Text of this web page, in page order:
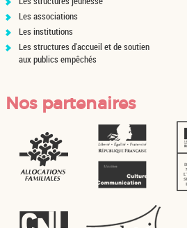
Les associations
Les institutions
Les structures d'accueil et de soutien
aux publics empêchés
Nos partenaires